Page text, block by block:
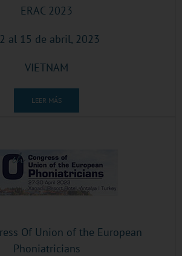
ERAC 2023
al 15 de abril, 2023
VIETNAM
LEER MÁS
Of Union of the European
Phoniatricians